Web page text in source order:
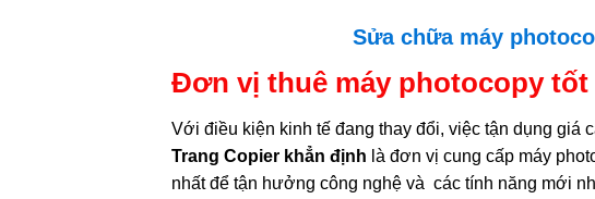
Sửa chữa máy
Đơn vị thuê máy photocopy tốt
Với điều kiện kinh tế đang thay đổi, việc tận dụng giá
Trang Copier khẳn định là đơn vị cung cấp máy
nhất để tận hưởng công nghệ và các tính năng mới